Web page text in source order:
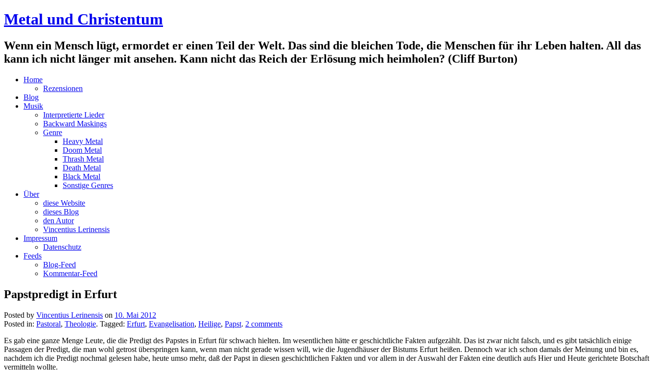
Metal und Christentum
Wenn ein Mensch lügt, ermordet er einen Teil der Welt. Das sind die bleichen Tode, die Menschen für ihr Leben halten. All das
kann ich nicht länger mit ansehen. Kann nicht das Reich der Erlösung mich heimholen? (Cliff Burton)
Home
Rezensionen
Blog
Musik
Interpretierte Lieder
Backward Maskings
Genre
Heavy Metal
Doom Metal
Thrash Metal
Death Metal
Black Metal
Sonstige Genres
Über
diese Website
dieses Blog
den Autor
Vincentius Lerinensis
Impressum
Datenschutz
Feeds
Blog-Feed
Kommentar-Feed
Papstpredigt in Erfurt
Posted by Vincentius Lerinensis on 10. Mai 2012
Posted in: Pastoral, Theologie. Tagged: Erfurt, Evangelisation, Heilige, Papst. 2 comments
Es gab eine ganze Menge Leute, die die Predigt des Papstes in Erfurt für schwach hielten. Im wesentlichen hätte er geschichtliche Fakten aufgezählt. Das ist zwar nicht falsch, und es gibt tatsächlich einige
Passagen der Predigt, die man wohl getrost überspringen kann, wenn man nicht gerade wissen will, wie die Jugendhäuser der Bistums Erfurt heißen. Dennoch war ich schon damals der Meinung und bin es,
nachdem ich die Predigt nochmal gelesen habe, heute umso mehr, daß der Papst in diesen geschichtlichen Fakten und vor allem in der Auswahl der Fakten eine deutlich aufs Hier und Heute gerichtete Botschaft
vermitteln wollte.